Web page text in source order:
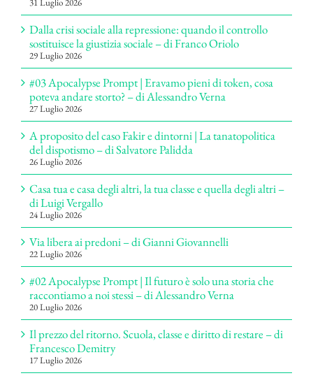
Dalla crisi sociale alla repressione: quando il controllo
sostituisce la giustizia sociale – di Franco Oriolo
29 Luglio 2026
#03 Apocalypse Prompt | Eravamo pieni di token, cosa
poteva andare storto? – di Alessandro Verna
27 Luglio 2026
A proposito del caso Fakir e dintorni | La tanatopolitica
del dispotismo – di Salvatore Palidda
26 Luglio 2026
Casa tua e casa degli altri, la tua classe e quella degli altri –
di Luigi Vergallo
24 Luglio 2026
Via libera ai predoni – di Gianni Giovannelli
22 Luglio 2026
#02 Apocalypse Prompt | Il futuro è solo una storia che
raccontiamo a noi stessi – di Alessandro Verna
20 Luglio 2026
Il prezzo del ritorno. Scuola, classe e diritto di restare – di
Francesco Demitry
17 Luglio 2026